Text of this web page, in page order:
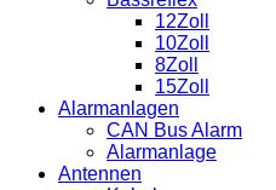
12Zoll
10Zoll
8Zoll
15Zoll
Alarmanlagen
CAN Bus Alarm
Alarmanlage
Antennen